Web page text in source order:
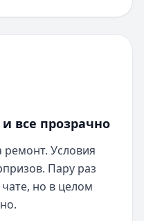
все прозрачно
ремонт. Условия
Пару раз
но в целом